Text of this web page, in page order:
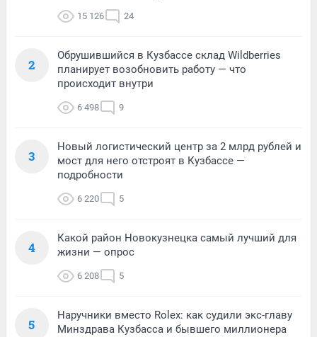
15 126 24
2
Обрушившийся в Кузбассе склад Wildberries
планирует возобновить работу — что
происходит внутри
6 498 9
3
Новый логистический центр за 2 млрд рублей и
мост для него отстроят в Кузбассе —
подробности
6 220 5
4
Какой район Новокузнецка самый лучший для
жизни — опрос
6 208 5
5
Наручники вместо Rolex: как судили экс-главу
Минздрава Кузбасса и бывшего миллионера